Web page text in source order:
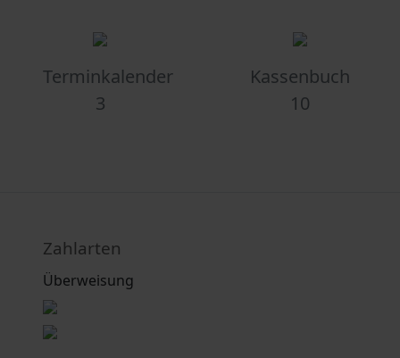
Terminkalender
3
Kassenbuch
10
Zahlarten
Überweisung